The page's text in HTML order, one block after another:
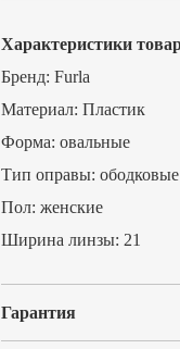
Характеристики
Бренд: Furla
Материал: Пластик
Форма: овальные
Тип оправы: ободковые
Пол: женские
Ширина линзы: 21
Гарантия